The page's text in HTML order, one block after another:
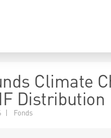
Climate
Distribution
| Fonds